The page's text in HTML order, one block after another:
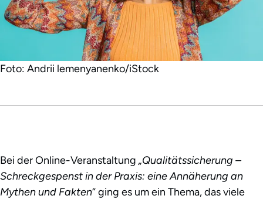
Foto: Andrii lemenyanenko/iStock
Bei der Online-Veranstaltung „Qualitätssicherung –
Schreckgespenst in der Praxis: eine Annäherung an
Mythen und Fakten“ ging es um ein Thema, das viele